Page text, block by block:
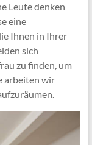
Leute denken
eine
Ihnen in Ihrer
sich
zu finden, um
arbeiten wir